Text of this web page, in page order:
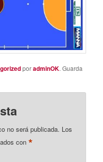
poradminOK. Guarda
no será publicada. Los
con*